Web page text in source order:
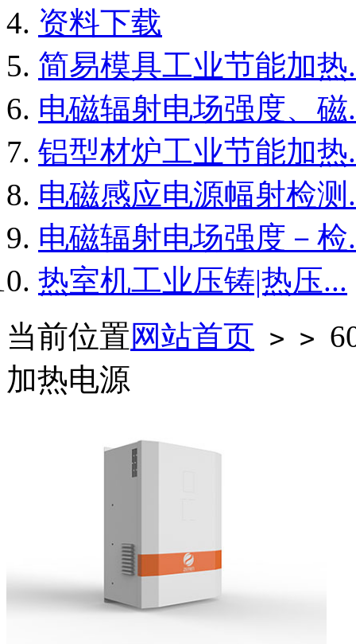
资料下载
简易模具工业节能加热
电磁辐射电场强度、磁
铝型材炉工业节能加热
电磁感应电源幅射检测
电磁辐射电场强度－检
热室机工业压铸|热压...
当前位置网站首页 > >
加热电源